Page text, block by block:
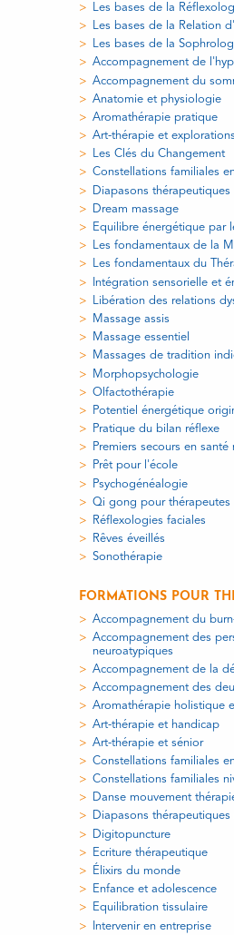
Les bases de la
Les bases de la Relation
Les bases de la
Accompagnement de
Accompagnement du
Anatomie et physiologie
Aromathérapie pratique
Art-thérapie et
Les Clés du Changement
Constellations familiales
Diapasons thérapeutiques
Dream massage
Equilibre énergétique par
Les fondamentaux de la
Les fondamentaux du
Intégration sensorielle et
Libération des relations
Massage assis
Massage essentiel
Massages de tradition
Morphopsychologie
Olfactothérapie
Potentiel énergétique
Pratique du bilan réflexe
Premiers secours en santé
Prêt pour l'école
Psychogénéalogie
Qi gong pour thérapeutes
Réflexologies faciales
Rêves éveillés
Sonothérapie
FORMATIONS POUR
Accompagnement du
Accompagnement des
neuroatypiques
Accompagnement de la
Accompagnement des
Aromathérapie holistique
Art-thérapie et handicap
Art-thérapie et sénior
Constellations familiales
Constellations familiales
Danse mouvement
Diapasons thérapeutiques
Digitopuncture
Ecriture thérapeutique
Élixirs du monde
Enfance et adolescence
Equilibration tissulaire
Intervenir en entreprise